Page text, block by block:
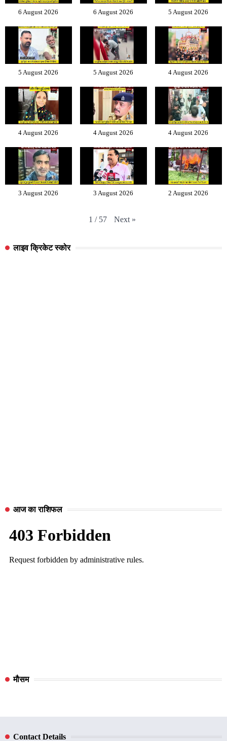
6 August 2026 6 August 2026 5 August 2026
5 August 2026 5 August 2026 4 August 2026
4 August 2026 4 August 2026 4 August 2026
3 August 2026 3 August 2026 2 August 2026
1 / 57 Next »
लाइव क्रिकेट स्कोर
आज का राशिफल
मौसम
Contact Details